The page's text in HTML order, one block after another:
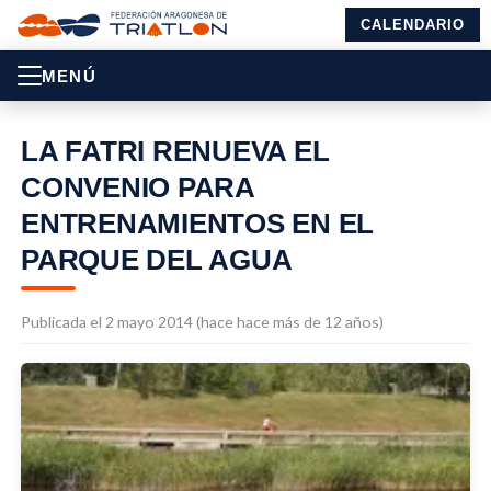
CALENDARIO
MENÚ
LA FATRI RENUEVA EL
CONVENIO PARA
ENTRENAMIENTOS EN EL
PARQUE DEL AGUA
Publicada el 2 mayo 2014 (hace hace más de 12 años)